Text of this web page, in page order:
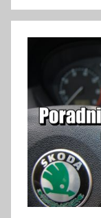
0
s
z
n
i
a
2
0